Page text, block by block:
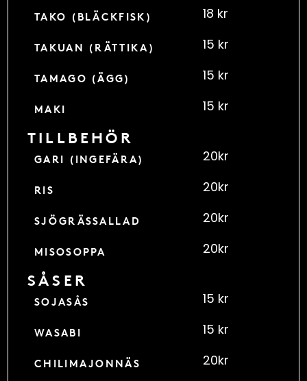
TAKO (BLÄCKFISK) 18 kr
TAKUAN (RÄTTIKA) 15 kr
TAMAGO (ÄGG) 15 kr
MAKI 15 kr
TILLBEHÖR
GARI (INGEFÄRA) 20kr
RIS 20kr
SJÖGRÄSSALLAD 20kr
MISOSOPPA 20kr
SÅSER
SOJASÅS 15 kr
WASABI 15 kr
CHILIMAJONNÄS 20kr